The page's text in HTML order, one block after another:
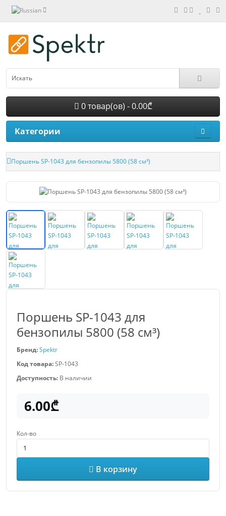
0 товар(ов) - 0.00₾
Категории
Поршень SP-1043 для бензопилы 5800 (58 см³)
Поршень SP-1043 для
бензопилы 5800 (58 см³)
Бренд:Spektr
Код товара:SP-1043
Доступность: В наличии
6.00₾
Кол-во
В корзину